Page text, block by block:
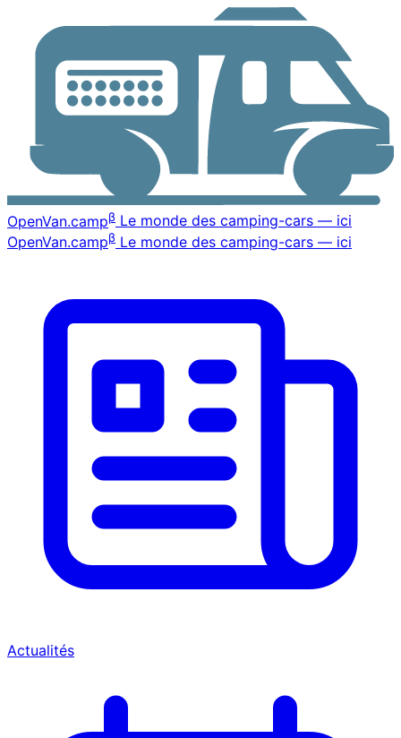
OpenVan.campβ Le monde des camping-cars — ici
OpenVan.campβ Le monde des camping-cars — ici
Actualités